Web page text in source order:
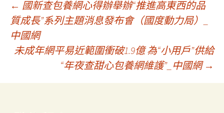
文
章
導
覽
← 國新查包養網心得辦舉辦“推進高東西的品
質成長”系列主題消息發布會（國度動力局）_
中國網
未成年網平易近範圍衝破1.9億 為“小用戶”供給
“年夜查甜心包養網維護”_中國網 →